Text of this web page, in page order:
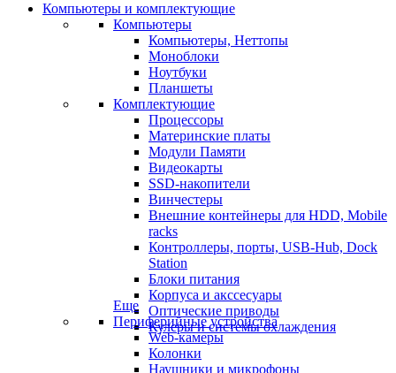
Компьютеры и комплектующие
Компьютеры
Компьютеры, Неттопы
Моноблоки
Ноутбуки
Планшеты
Комплектующие
Процессоры
Материнские платы
Модули Памяти
Видеокарты
SSD-накопители
Винчестеры
Внешние контейнеры для HDD, Mobile
racks
Контроллеры, порты, USB-Hub, Dock
Station
Блоки питания
Корпуса и акссесуары
Оптические приводы
Кулеры и системы охлаждения
Еще
Периферийные устройства
Web-камеры
Колонки
Наушники и микрофоны